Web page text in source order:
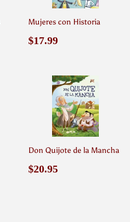
Mujeres con Historia
Precio
$17.99
Don Quijote de la Mancha
Precio
$20.95